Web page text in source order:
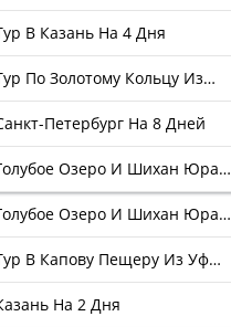
В Казань На 4 Дня
По Золотому Кольцу Из…
Петербург На 8 Дней
Озеро И Шихан Юра…
Озеро И Шихан Юра…
В Капову Пещеру Из Уф…
На 2 Дня